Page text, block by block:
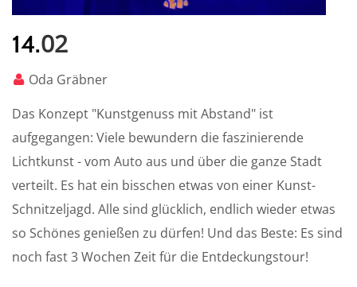
14.02
Oda Gräbner
Das Konzept "Kunstgenuss mit Abstand" ist
aufgegangen: Viele bewundern die faszinierende
Lichtkunst - vom Auto aus und über die ganze Stadt
verteilt. Es hat ein bisschen etwas von einer Kunst-
Schnitzeljagd. Alle sind glücklich, endlich wieder etwas
so Schönes genießen zu dürfen! Und das Beste: Es sind
noch fast 3 Wochen Zeit für die Entdeckungstour!